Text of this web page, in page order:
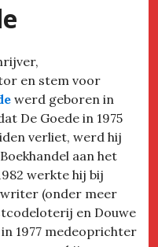
en stem voor
werd geboren in
De Goede in 1975
verliet, werd hij
aan het
werkte hij bij
(onder meer
en Douwe
1977 medeoprichter